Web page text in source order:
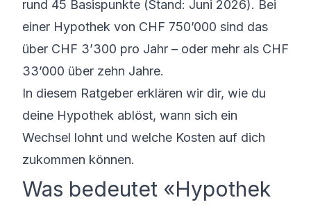
rund 45 Basispunkte (Stand: Juni 2026). Bei
einer Hypothek von CHF 750’000 sind das
über CHF 3’300 pro Jahr – oder mehr als CHF
33’000 über zehn Jahre.
In diesem Ratgeber erklären wir dir, wie du
deine Hypothek ablöst, wann sich ein
Wechsel lohnt und welche Kosten auf dich
zukommen können.
Was bedeutet «Hypothek